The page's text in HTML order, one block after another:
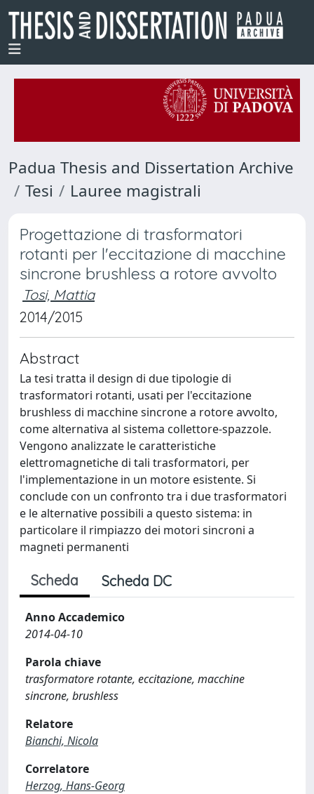
Padua Thesis and Dissertation Archive
Tesi
Lauree magistrali
Progettazione di trasformatori
rotanti per l'eccitazione di macchine
sincrone brushless a rotore avvolto
Tosi, Mattia
2014/2015
Abstract
La tesi tratta il design di due tipologie di
trasformatori rotanti, usati per l'eccitazione
brushless di macchine sincrone a rotore avvolto,
come alternativa al sistema collettore-spazzole.
Vengono analizzate le caratteristiche
elettromagnetiche di tali trasformatori, per
l'implementazione in un motore esistente. Si
conclude con un confronto tra i due trasformatori
e le alternative possibili a questo sistema: in
particolare il rimpiazzo dei motori sincroni a
magneti permanenti
Scheda Scheda DC
Anno Accademico
2014-04-10
Parola chiave
trasformatore rotante, eccitazione, macchine
sincrone, brushless
Relatore
Bianchi, Nicola
Correlatore
Herzog, Hans-Georg